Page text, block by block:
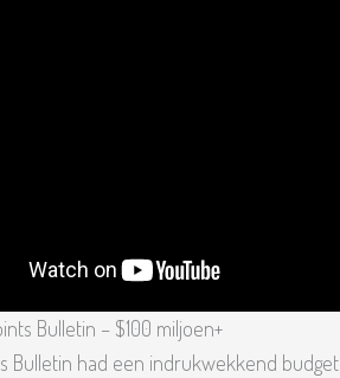
Bulletin – $100 miljoen+
Bulletin had een indrukwekkend